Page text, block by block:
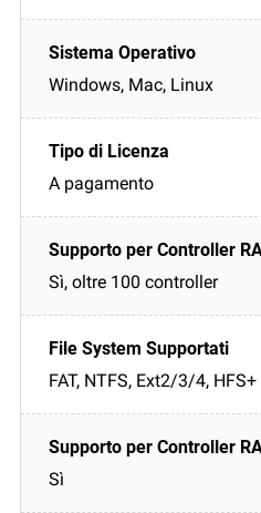
Windows, Mac, Linux
A pagamento
Sì, oltre 100 controller
FAT, NTFS, Ext2/3/4, HFS+
Sì